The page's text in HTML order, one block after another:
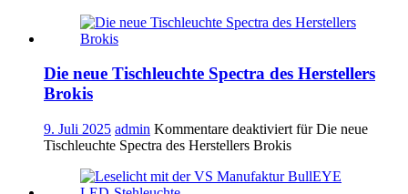
Die neue Tischleuchte Spectra des Herstellers
Brokis
9. Juli 2025 admin Kommentare deaktiviert für Die neue
Tischleuchte Spectra des Herstellers Brokis